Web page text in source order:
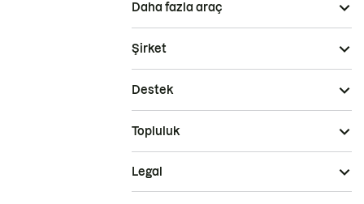
Daha fazla araç
Şirket
Destek
Topluluk
Legal